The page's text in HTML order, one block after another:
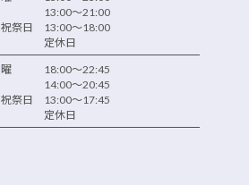
13:00～21:00
祝祭日 13:00～18:00
定休日
曜 18:00～22:45
14:00～20:45
祝祭日 13:00～17:45
定休日